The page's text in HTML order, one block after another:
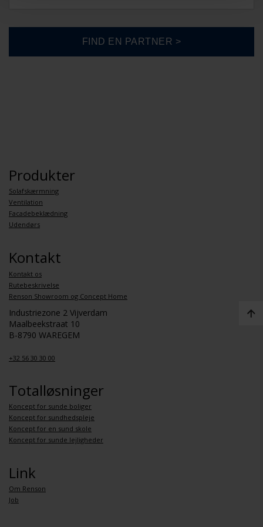
Produkter
Solafskærmning
Ventilation
Facadebeklædning
Udendørs
Kontakt
Kontakt os
Rutebeskrivelse
Renson Showroom og Concept Home
Industriezone 2 Vijverdam
Maalbeekstraat 10
B-8790 WAREGEM
+32 56 30 30 00
Totalløsninger
Koncept for sunde boliger
Koncept for sundhedspleje
Koncept for en sund skole
Koncept for sunde lejligheder
Link
Om Renson
Job